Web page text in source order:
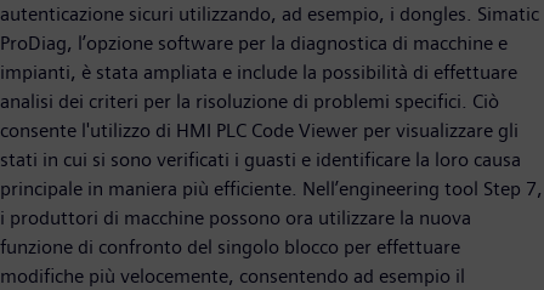
autenticazione sicuri utilizzando, ad esempio, i dongles. Simatic
ProDiag, l’opzione software per la diagnostica di macchine e
impianti, è stata ampliata e include la possibilità di effettuare
analisi dei criteri per la risoluzione di problemi specifici. Ciò
consente l'utilizzo di HMI PLC Code Viewer per visualizzare gli
stati in cui si sono verificati i guasti e identificare la loro causa
principale in maniera più efficiente. Nell’engineering tool Step 7,
i produttori di macchine possono ora utilizzare la nuova
funzione di confronto del singolo blocco per effettuare
modifiche più velocemente, consentendo ad esempio il